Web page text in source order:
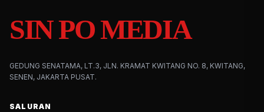
SIN PO MEDIA
GEDUNG SENATAMA, LT.3, JLN. KRAMAT KWITANG NO. 8, KWITANG,
SENEN, JAKARTA PUSAT.
SALURAN